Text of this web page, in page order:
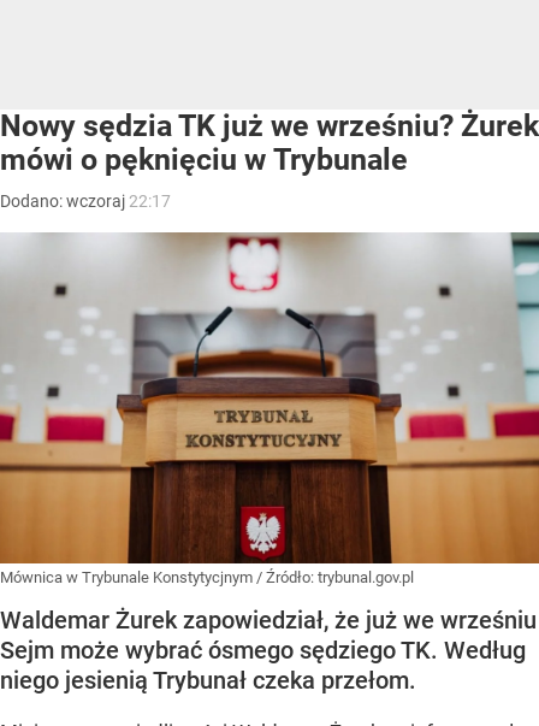
Nowy sędzia TK już we wrześniu? Żurek
mówi o pęknięciu w Trybunale
Dodano:wczoraj 22:17
Mównica w Trybunale Konstytycjnym / Źródło: trybunal.gov.pl
Waldemar Żurek zapowiedział, że już we wrześniu
Sejm może wybrać ósmego sędziego TK. Według
niego jesienią Trybunał czeka przełom.